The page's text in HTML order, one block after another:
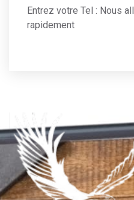
Entrez votre Tel : Nous
rapidement